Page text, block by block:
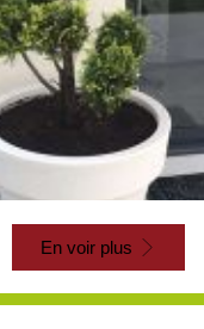
En voir plus